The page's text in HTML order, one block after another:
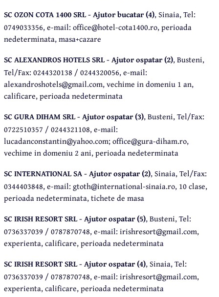
SC OZON COTA 1400 SRL - Ajutor bucatar (4), Sinaia, Tel:
0749033356, e-mail: office@hotel-cota1400.ro, perioada
nedeterminata, masa+cazare
SC ALEXANDROS HOTELS SRL - Ajutor ospatar (2), Busteni,
Tel/Fax: 0244320138 / 0244320056, e-mail:
alexandroshotels@gmail.com, vechime in domeniu 1 an,
calificare, perioada nedeterminata
SC GURA DIHAM SRL - Ajutor ospatar (3), Busteni, Tel/Fax:
0722510357 / 0244321108, e-mail:
lucadanconstantin@yahoo.com; office@gura-diham.ro,
vechime in domeniu 2 ani, perioada nedeterminata
SC INTERNATIONAL SA - Ajutor ospatar (2), Sinaia, Tel/Fax:
0344403848, e-mail: gtoth@international-sinaia.ro, 10 clase,
perioada nedeterminata, tichete de masa
SC IRISH RESORT SRL - Ajutor ospatar (5), Busteni, Tel:
0736337039 / 0787870748, e-mail: irishresort@gmail.com,
experienta, calificare, perioada nedeterminata
SC IRISH RESORT SRL - Ajutor ospatar (4), Sinaia, Tel:
0736337039 / 0787870748, e-mail: irishresort@gmail.com,
experienta, calificare, perioada nedeterminata